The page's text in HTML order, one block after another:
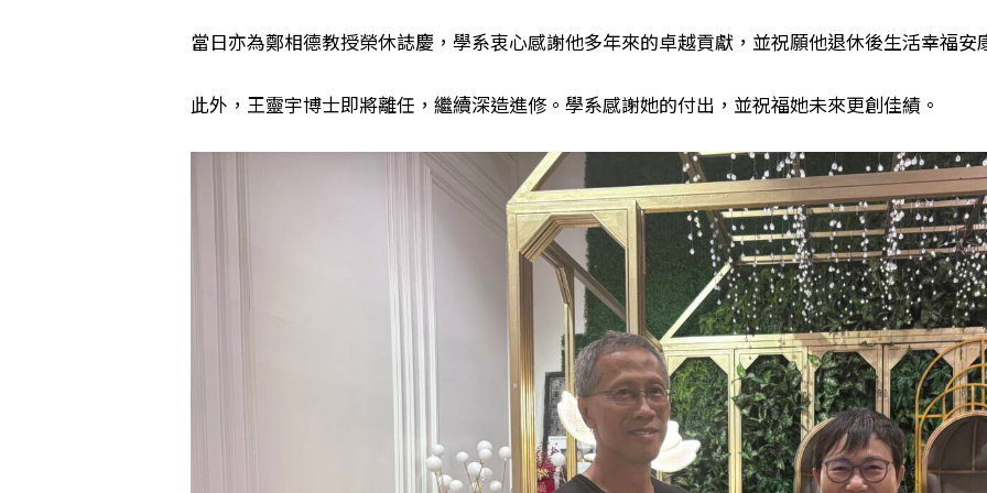
當日亦為鄭相德教授榮休誌慶，學系衷心感謝他多年來的卓越貢獻，並祝願他退休後生活幸福安
此外，王靈宇博士即將離任，繼續深造進修。學系感謝她的付出，並祝福她未來更創佳績。